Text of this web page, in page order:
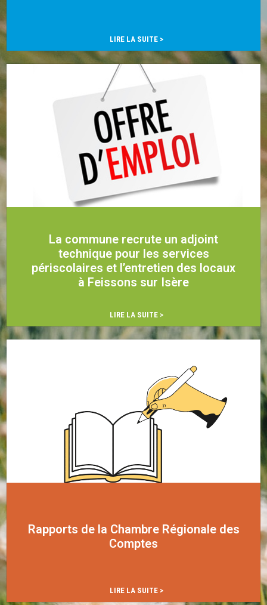
LIRE LA SUITE >
La commune recrute un adjoint
technique pour les services
périscolaires et l’entretien des locaux
à Feissons sur Isère
LIRE LA SUITE >
Rapports de la Chambre Régionale des
Comptes
LIRE LA SUITE >